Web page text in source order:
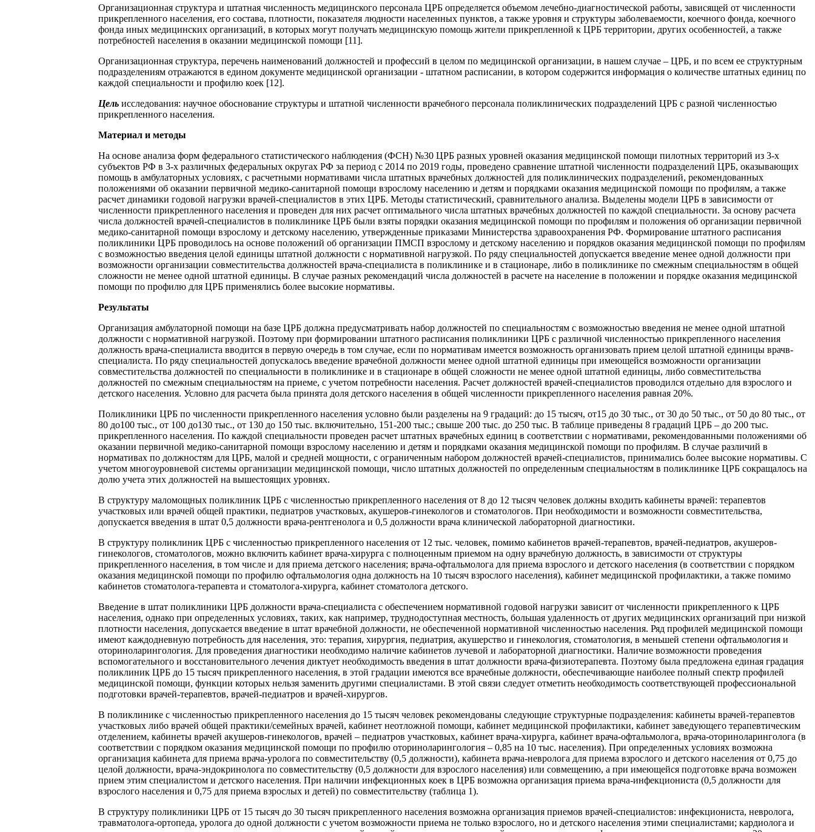
Организационная структура и штатная численность медицинского персонала ЦРБ определяется объемом лечебно-диагностической работы, зависящей от численности
прикрепленного населения, его состава, плотности, показателя людности населенных пунктов, а также уровня и структуры заболеваемости, коечного фонда, коечного
фонда иных медицинских организаций, в которых могут получать медицинскую помощь жители прикрепленной к ЦРБ территории, других особенностей, а также
потребностей населения в оказании медицинской помощи [11].
Организационная структура, перечень наименований должностей и профессий в целом по медицинской организации, в нашем случае – ЦРБ, и по всем ее структурным
подразделениям отражаются в едином документе медицинской организации - штатном расписании, в котором содержится информация о количестве штатных единиц по
каждой специальности и профилю коек [12].
Цель исследования: научное обоснование структуры и штатной численности врачебного персонала поликлинических подразделений ЦРБ с разной численностью
прикрепленного населения.
Материал и методы
На основе анализа форм федерального статистического наблюдения (ФСН) №30 ЦРБ разных уровней оказания медицинской помощи пилотных территорий из 3-х
субъектов РФ в 3-х различных федеральных округах РФ за период с 2014 по 2019 годы, проведено сравнение штатной численности подразделений ЦРБ, оказывающих
помощь в амбулаторных условиях, с расчетными нормативами числа штатных врачебных должностей для поликлинических подразделений, рекомендованных
положениями об оказании первичной медико-санитарной помощи взрослому населению и детям и порядками оказания медицинской помощи по профилям, а также
расчет динамики годовой нагрузки врачей-специалистов в этих ЦРБ. Методы статистический, сравнительного анализа. Выделены модели ЦРБ в зависимости от
численности прикрепленного населения и проведен для них расчет оптимального числа штатных врачебных должностей по каждой специальности. За основу расчета
числа должностей врачей-специалистов в поликлинике ЦРБ были взяты порядки оказания медицинской помощи по профилям и положения об организации первичной
медико-санитарной помощи взрослому и детскому населению, утвержденные приказами Министерства здравоохранения РФ. Формирование штатного расписания
поликлиники ЦРБ проводилось на основе положений об организации ПМСП взрослому и детскому населению и порядков оказания медицинской помощи по профилям
с возможностью введения целой единицы штатной должности с нормативной нагрузкой. По ряду специальностей допускается введение менее одной должности при
возможности организации совместительства должностей врача-специалиста в поликлинике и в стационаре, либо в поликлинике по смежным специальностям в общей
сложности не менее одной штатной единицы. В случае разных рекомендаций числа должностей в расчете на население в положении и порядке оказания медицинской
помощи по профилю для ЦРБ применялись более высокие нормативы.
Результаты
Организация амбулаторной помощи на базе ЦРБ должна предусматривать набор должностей по специальностям с возможностью введения не менее одной штатной
должности с нормативной нагрузкой. Поэтому при формировании штатного расписания поликлиники ЦРБ с различной численностью прикрепленного населения
должность врача-специалиста вводится в первую очередь в том случае, если по нормативам имеется возможность организовать прием целой штатной единицы врачв-
специалиста. По ряду специальностей допускалось введение врачебной должности менее одной штатной единицы при имеющейся возможности организации
совместительства должностей по специальности в поликлинике и в стационаре в общей сложности не менее одной штатной единицы, либо совместительства
должностей по смежным специальностям на приеме, с учетом потребности населения. Расчет должностей врачей-специалистов проводился отдельно для взрослого и
детского населения. Условно для расчета была принята доля детского населения в общей численности прикрепленного населения равная 20%.
Поликлиники ЦРБ по численности прикрепленного населения условно были разделены на 9 градаций: до 15 тысяч, от15 до 30 тыс., от 30 до 50 тыс., от 50 до 80 тыс., от
80 до100 тыс., от 100 до130 тыс., от 130 до 150 тыс. включительно, 151-200 тыс.; свыше 200 тыс. до 250 тыс. В таблице приведены 8 градаций ЦРБ – до 200 тыс.
прикрепленного населения. По каждой специальности проведен расчет штатных врачебных единиц в соответствии с нормативами, рекомендованными положениями об
оказании первичной медико-санитарной помощи взрослому населению и детям и порядками оказания медицинской помощи по профилям. В случае различий в
нормативах по должностям для ЦРБ, малой и средней мощности, с ограниченным набором должностей врачей-специалистов, принимались более высокие нормативы. С
учетом многоуровневой системы организации медицинской помощи, число штатных должностей по определенным специальностям в поликлинике ЦРБ сокращалось на
долю учета этих должностей на вышестоящих уровнях.
В структуру маломощных поликлиник ЦРБ с численностью прикрепленного населения от 8 до 12 тысяч человек должны входить кабинеты врачей: терапевтов
участковых или врачей общей практики, педиатров участковых, акушеров-гинекологов и стоматологов. При необходимости и возможности совместительства,
допускается введения в штат 0,5 должности врача-рентгенолога и 0,5 должности врача клинической лабораторной диагностики.
В структуру поликлиник ЦРБ с численностью прикрепленного населения от 12 тыс. человек, помимо кабинетов врачей-терапевтов, врачей-педиатров, акушеров-
гинекологов, стоматологов, можно включить кабинет врача-хирурга с полноценным приемом на одну врачебную должность, в зависимости от структуры
прикрепленного населения, в том числе и для приема детского населения; врача-офтальмолога для приема взрослого и детского населения (в соответствии с порядком
оказания медицинской помощи по профилю офтальмология одна должность на 10 тысяч взрослого населения), кабинет медицинской профилактики, а также помимо
кабинетов стоматолога-терапевта и стоматолога-хирурга, кабинет стоматолога детского.
Введение в штат поликлиники ЦРБ должности врача-специалиста с обеспечением нормативной годовой нагрузки зависит от численности прикрепленного к ЦРБ
населения, однако при определенных условиях, таких, как например, труднодоступная местность, большая удаленность от других медицинских организаций при низкой
плотности населения, допускается введение в штат врачебной должности, не обеспеченной нормативной численностью населения. Ряд профилей медицинской помощи
имеют каждодневную потребность для населения, это: терапия, хирургия, педиатрия, акушерство и гинекология, стоматология, в меньшей степени офтальмология и
оториноларингология. Для проведения диагностики необходимо наличие кабинетов лучевой и лабораторной диагностики. Наличие возможности проведения
вспомогательного и восстановительного лечения диктует необходимость введения в штат должности врача-физиотерапевта. Поэтому была предложена единая градация
поликлиник ЦРБ до 15 тысяч прикрепленного населения, в этой градации имеются все врачебные должности, обеспечивающие наиболее полный спектр профилей
медицинской помощи, функции которых нельзя заменить другими специалистами. В этой связи следует отметить необходимость соответствующей профессиональной
подготовки врачей-терапевтов, врачей-педиатров и врачей-хирургов.
В поликлинике с численностью прикрепленного населения до 15 тысяч человек рекомендованы следующие структурные подразделения: кабинеты врачей-терапевтов
участковых либо врачей общей практики/семейных врачей, кабинет неотложной помощи, кабинет медицинской профилактики, кабинет заведующего терапевтическим
отделением, кабинеты врачей акушеров-гинекологов, врачей – педиатров участковых, кабинет врача-хирурга, кабинет врача-офтальмолога, врача-оториноларинголога (в
соответствии с порядком оказания медицинской помощи по профилю оториноларингология – 0,85 на 10 тыс. населения). При определенных условиях возможна
организация кабинета для приема врача-уролога по совместительству (0,5 должности), кабинета врача-невролога для приема взрослого и детского населения от 0,75 до
целой должности, врача-эндокринолога по совместительству (0,5 должности для взрослого населения) или совмещению, а при имеющейся подготовке врача возможен
прием этим специалистом и детского населения. При наличии инфекционных коек в ЦРБ возможна организация приема врача-инфекциониста (0,5 должности для
взрослого населения и 0,75 для приема взрослых и детей) по совместительству (таблица 1).
В структуру поликлиники ЦРБ от 15 тысяч до 30 тысяч прикрепленного населения возможна организация приемов врачей-специалистов: инфекциониста, невролога,
травматолога-ортопеда, уролога до одной должности с учетом возможности приема не только взрослого, но и детского населения этими специалистами; кардиолога и